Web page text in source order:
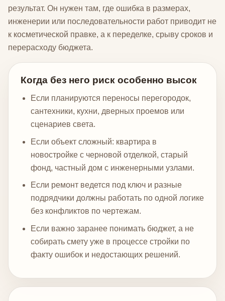
результат. Он нужен там, где ошибка в размерах,
инженерии или последовательности работ приводит не
к косметической правке, а к переделке, срыву сроков и
перерасходу бюджета.
Когда без него риск особенно высок
Если планируются переносы перегородок,
сантехники, кухни, дверных проемов или
сценариев света.
Если объект сложный: квартира в
новостройке с черновой отделкой, старый
фонд, частный дом с инженерными узлами.
Если ремонт ведется под ключ и разные
подрядчики должны работать по одной логике
без конфликтов по чертежам.
Если важно заранее понимать бюджет, а не
собирать смету уже в процессе стройки по
факту ошибок и недостающих решений.